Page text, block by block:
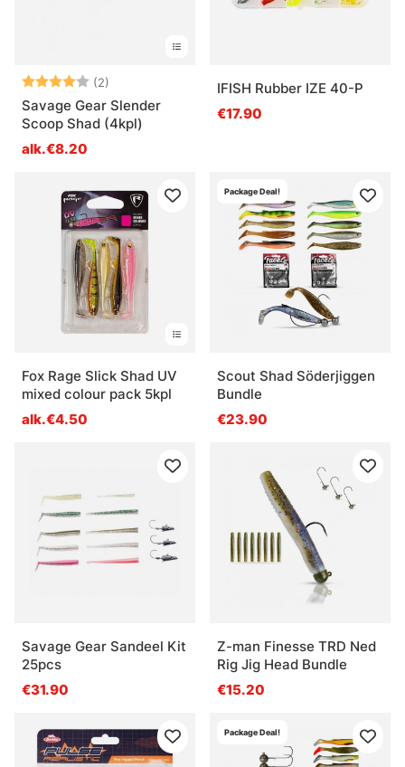
Arvio: (2)
4.0 5:sta tähdestä
Savage Gear Slender
Scoop Shad (4kpl)
alk.€8.20
IFISH Rubber IZE 40-P
€17.90
Fox Rage Slick Shad UV
mixed colour pack 5kpl
alk.€4.50
Package Deal!
Scout Shad Söderjiggen
Bundle
€23.90
Savage Gear Sandeel Kit
25pcs
€31.90
Z-man Finesse TRD Ned
Rig Jig Head Bundle
€15.20
Package Deal!